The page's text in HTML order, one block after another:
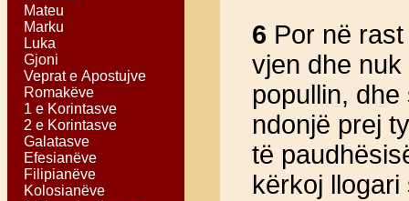
Mateu
Marku
Luka
Gjoni
Veprat e Apostujve
Romakëve
1 e Korintasve
2 e Korintasve
Galatasve
Efesianëve
Filipianëve
Kolosianëve
6 Por në
vjen dhe
popullin,
ndonjë prej
të
kërkoj llogari